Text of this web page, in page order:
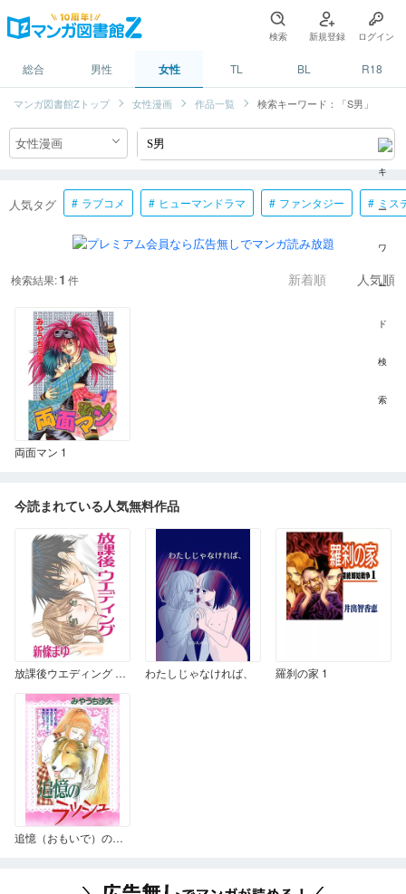
検索 新規登録 ログイン
総合 男性 女性 TL BL R18
マンガ図書館Zトップ 女性漫画 作品一覧 検索キーワード：「S男」
人気タグ ラブコメ ヒューマンドラマ ファンタジー ミス
検索結果:1 件 新着順 人気順
両面マン 1
今読まれている人気無料作品
放課後ウエディング 〈読み切り作品〉 わたしじゃなければ、 羅刹の家 1
追憶（おもいで）のラッシュ